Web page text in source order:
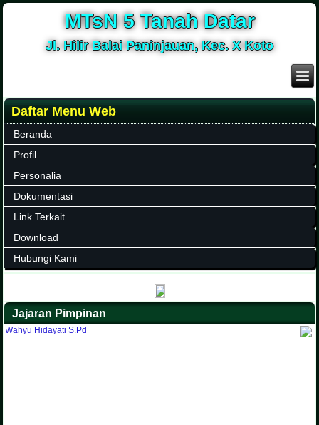
MTsN 5 Tanah Datar
Jl. Hilir Balai Paninjauan, Kec. X Koto
Daftar Menu Web
Beranda
Profil
Personalia
Dokumentasi
Link Terkait
Download
Hubungi Kami
Jajaran Pimpinan